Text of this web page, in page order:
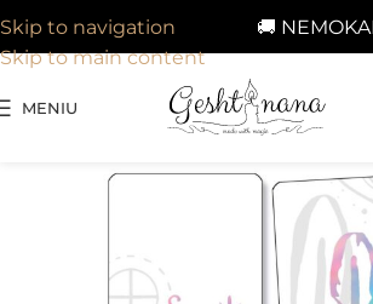
🚚
Skip to navigation
Skip to main content
MENIU